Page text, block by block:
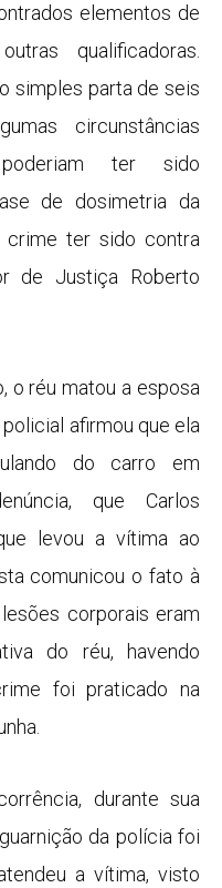
elementos de
qualificadoras.
simples parta de seis
circunstâncias
ter sido
de dosimetria da
crime ter sido contra
de Justiça Roberto
o réu matou a esposa
afirmou que ela
do carro em
que Carlos
levou a vítima ao
comunicou o fato à
corporais eram
do réu, havendo
foi praticado na
durante sua
da polícia foi
a vítima, visto